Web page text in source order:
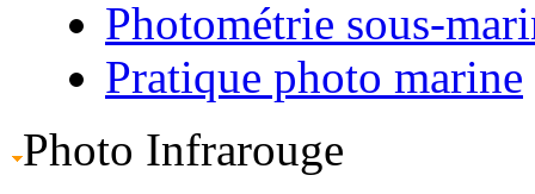
Photométrie sous-
Pratique photo marine
Photo Infrarouge